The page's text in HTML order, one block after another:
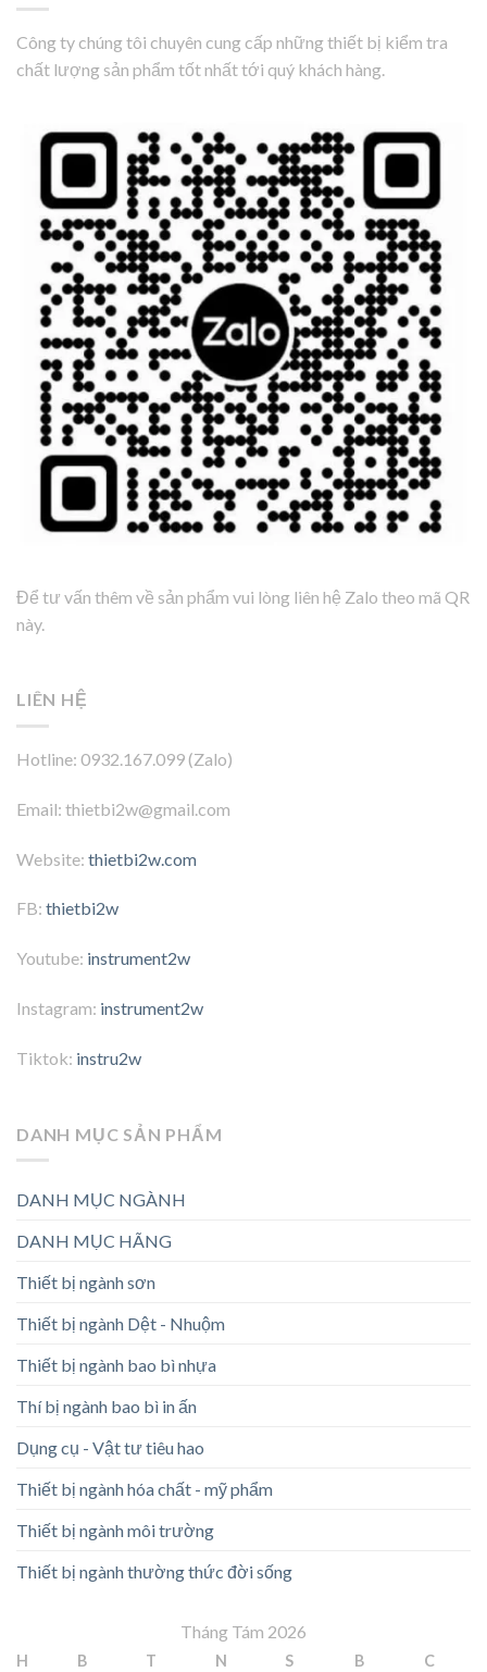
Công ty chúng tôi chuyên cung cấp những thiết bị kiểm tra
chất lượng sản phẩm tốt nhất tới quý khách hàng.
Để tư vấn thêm về sản phẩm vui lòng liên hệ Zalo theo mã QR
này.
LIÊN HỆ
Hotline: 0932.167.099 (Zalo)
Email: thietbi2w@gmail.com
Website: thietbi2w.com
FB: thietbi2w
Youtube: instrument2w
Instagram: instrument2w
Tiktok: instru2w
DANH MỤC SẢN PHẨM
DANH MỤC NGÀNH
DANH MỤC HÃNG
Thiết bị ngành sơn
Thiết bị ngành Dệt - Nhuộm
Thiết bị ngành bao bì nhựa
Thí bị ngành bao bì in ấn
Dụng cụ - Vật tư tiêu hao
Thiết bị ngành hóa chất - mỹ phẩm
Thiết bị ngành môi trường
Thiết bị ngành thường thức đời sống
Tháng Tám 2026
H B T N S B C